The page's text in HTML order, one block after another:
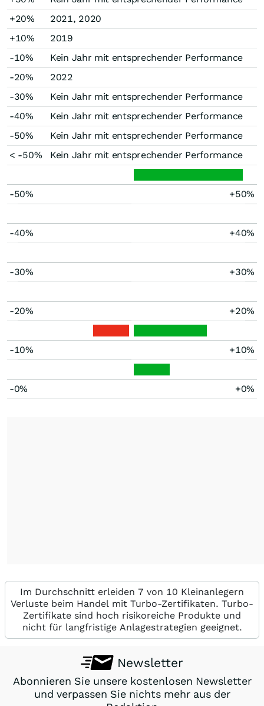
+20%
2021, 2020
+10%
2019
-10%
Kein Jahr mit entsprechender Performance
-20%
2022
-30%
Kein Jahr mit entsprechender Performance
-40%
Kein Jahr mit entsprechender Performance
-50%
Kein Jahr mit entsprechender Performance
< -50%
Kein Jahr mit entsprechender Performance
-50% +50%
-40% +40%
-30% +30%
-20% +20%
-10% +10%
-0% +0%
Im Durchschnitt erleiden 7 von 10 Kleinanlegern
Verluste beim Handel mit Turbo-Zertifikaten. Turbo-
Zertifikate sind hoch risikoreiche Produkte und
nicht für langfristige Anlagestrategien geeignet.
Newsletter
Abonnieren Sie unsere kostenlosen Newsletter
und verpassen Sie nichts mehr aus der